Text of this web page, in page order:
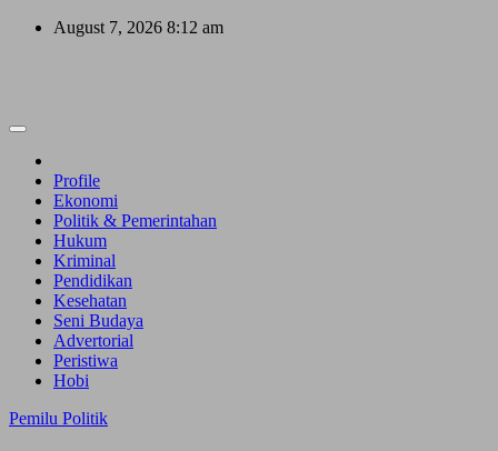
Skip
August 7, 2026 8:12 am
Profile
Ekonomi
Politik & Pemerintahan
Hukum
Kriminal
Pendidikan
Kesehatan
Seni Budaya
Advertorial
Peristiwa
Hobi
Pemilu Politik